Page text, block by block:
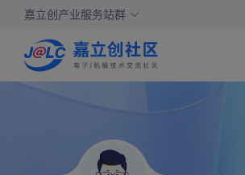
嘉立创产业服务站群